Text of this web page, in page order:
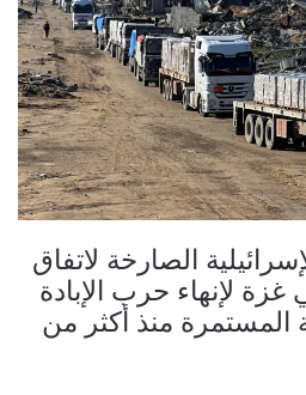
الصارخة لاتفاق
لإنهاء حرب الإبادة
المستمرة منذ أكثر من